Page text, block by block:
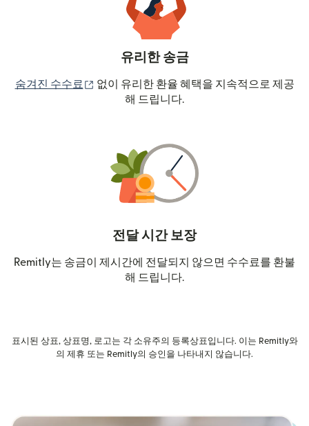
유리한 송금
숨겨진 수수료 (새 창에서 열림)
없이 유리한 환율 혜택을 지속적으로 제공
해 드립니다.
전달 시간 보장
Remitly는 송금이 제시간에 전달되지 않으면 수수료를 환불
해 드립니다.
표시된 상표, 상표명, 로고는 각 소유주의 등록상표입니다. 이는 Remitly와
의 제휴 또는 Remitly의 승인을 나타내지 않습니다.